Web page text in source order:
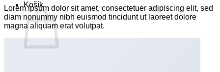
Košík
Lorem ipsum dolor sit amet, consectetuer adipiscing elit, sed
diam nonummy nibh euismod tincidunt ut laoreet dolore
magna aliquam erat volutpat.